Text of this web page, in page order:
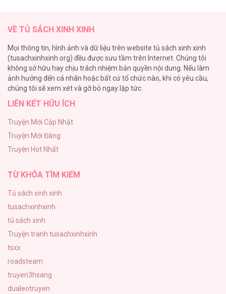
BỘ CHÍN VĨ ĐẠI [...] – Chap 193
116
Làm vị cứu tinh thật dễ dàng
113
|END| Định Tên Mối Quan Hệ
Phạm Luật
106
VỀ TỦ SÁCH XINH XINH
Mọi thông tin, hình ảnh và dữ liệu trên website tủ sách xinh xinh
(tusachxinhxinh.org) đều được sưu tầm trên Internet. Chúng tôi
không sở hữu hay chịu trách nhiệm bản quyền nội dung. Nếu làm
ảnh hưởng đến cá nhân hoặc bất cứ tổ chức nào, khi có yêu cầu,
chúng tôi sẽ xem xét và gỡ bỏ ngay lập tức.
LIÊN KẾT HỮU ÍCH
Truyện Mới Cập Nhật
Truyện Mới Đăng
Truyện Hot Nhất
TỪ KHÓA TÌM KIẾM
Tủ sách xinh xinh
tusachxinhxinh
tủ sách xinh
Truyện tranh tusachxinhxinh
tsxx
roadsteam
truyen3hsang
dualeotruyen